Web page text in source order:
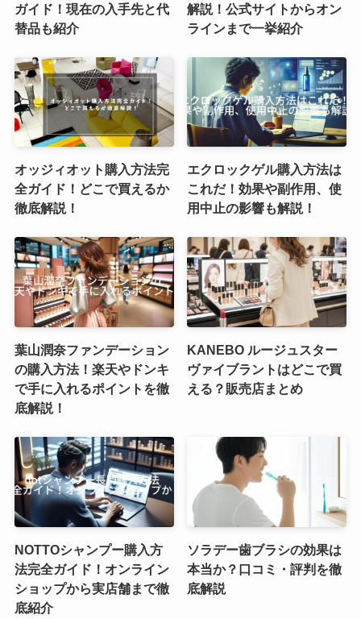
ガイド！現在の入手先と代
替品も紹介
解説！公式サイトからオン
ラインまで一挙紹介
オッジィオット購入方法完
全ガイド！どこで買えるか
徹底解説！
エクロックゲル購入方法は
これだ！効果や副作用、使
用中止の影響も解説！
葉山潤奈ファンデーション
の購入方法！楽天やドンキ
で手に入れるポイントを徹
底解説！
KANEBO ルージュスター
ヴァイブラントはどこで買
える？販売店まとめ
NOTTOシャンプー購入方
法完全ガイド！オンライン
ショップから実店舗まで徹
底紹介
ソラデー歯ブラシの効果は
本当か？口コミ・評判を徹
底解説